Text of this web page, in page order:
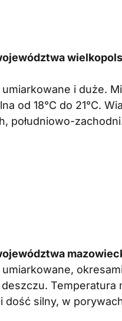
i duże.
od 18°C do 21°C.
południowo-
Temperatura
dość silny, w